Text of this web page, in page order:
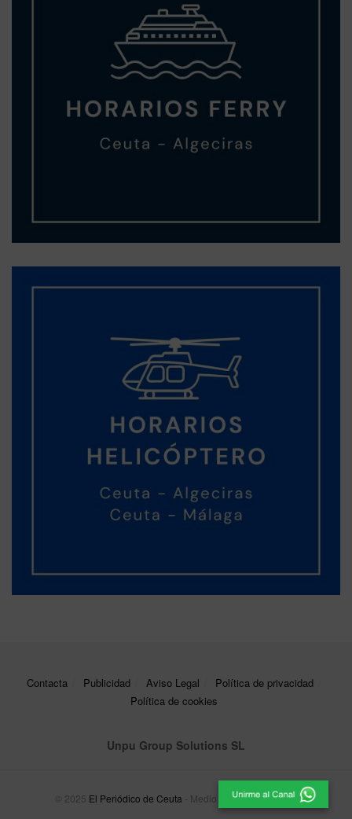
Contacta Publicidad Aviso Legal
Política de privacidad
Política de cookies
Unpu Group Solutions SL
© 2025 El Periódico de Ceuta - Medio de Comunicación